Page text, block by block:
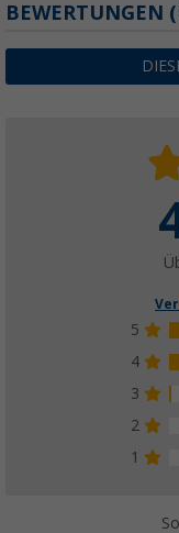
BEWERTUNGEN (
5
4
3
2
1